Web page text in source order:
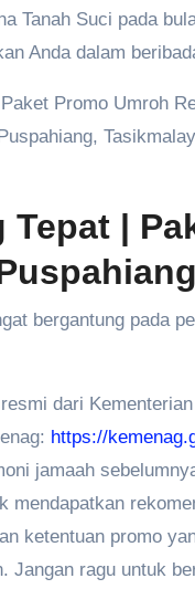
Tanah Suci pada
Anda dalam
Promo Umroh
Tepat |
bergantung pada
dari
https://
jamaah
mendapatkan
ketentuan promo
Jangan ragu untuk